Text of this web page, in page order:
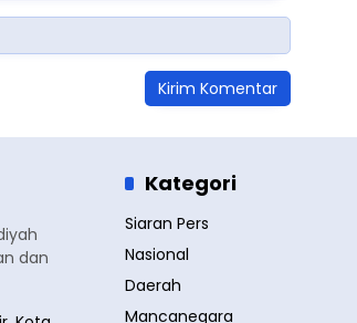
dan
Kategori
Siaran Pers
Nasional
Daerah
Mancanegara